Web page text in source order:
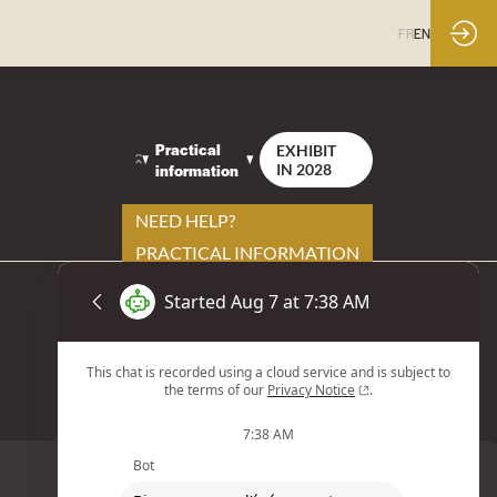
FREN
Practical
information
NEED HELP?
PRACTICAL INFORMATION
YOUR CONTACTS
EXHIBIT
IN 2028